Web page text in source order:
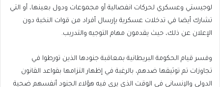
لوجيستي وعسكري لحركات انفصالية أو مجموعات ودول بعينها، أو التي
تشارك أيضا في تدخلات عسكرية بإرسال أفراد من قوات النخبة دون
الإعلان عن ذلك، حيث يقدمون مهام التوجيه والتدريب.
وفسر قيام الحكومة البريطانية بمعاقبة جنودها الذين تورطوا في
تجاوزات تم توثيقها ضدهم، بالرغبة في إظهار التزامها بقواعد القانون
الدولي والإنساني في الوقت الذي يرى فيه هؤلاء الجنود أنفسهم ضحية